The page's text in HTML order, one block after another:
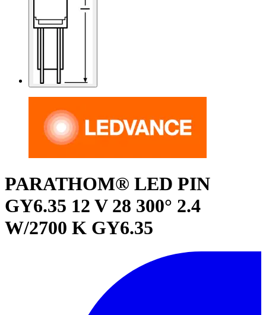
PARATHOM® LED PIN
GY6.35 12 V 28 300° 2.4
W/2700 K GY6.35